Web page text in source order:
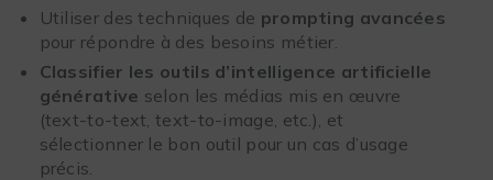
Utiliser des techniques de prompting avancées
pour répondre à des besoins métier.
Classifier les outils d’intelligence artificielle
générative selon les médias mis en œuvre
(text-to-text, text-to-image, etc.), et
sélectionner le bon outil pour un cas d’usage
précis.